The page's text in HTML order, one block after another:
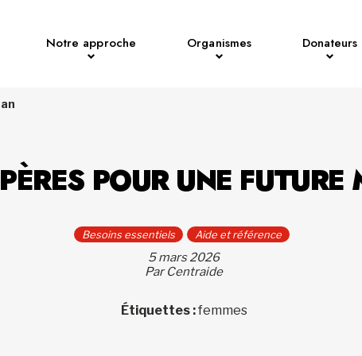
Notre approche Organismes Donateurs
POUR UNE
Besoins essentiels Aide et référence
5 mars 2026
Par Centraide
Étiquettes :femmes